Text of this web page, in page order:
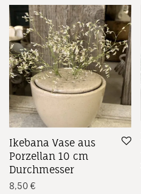
Ikebana Vase aus
Porzellan 10 cm
Durchmesser
8,50 €